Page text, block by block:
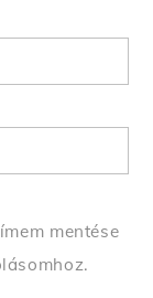
mentése